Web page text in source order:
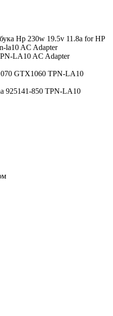
Hp 230w 19.5v 11.8a for HP
la10 AC Adapter
LA10 AC Adapter
GTX1060 TPN-LA10
925141-850 TPN-LA10